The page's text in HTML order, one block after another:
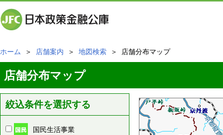
ホーム ＞ 店舗案内 ＞ 地図検索 ＞ 店舗分布マップ
店舗分布マップ
絞込条件を選択する
国民生活事業